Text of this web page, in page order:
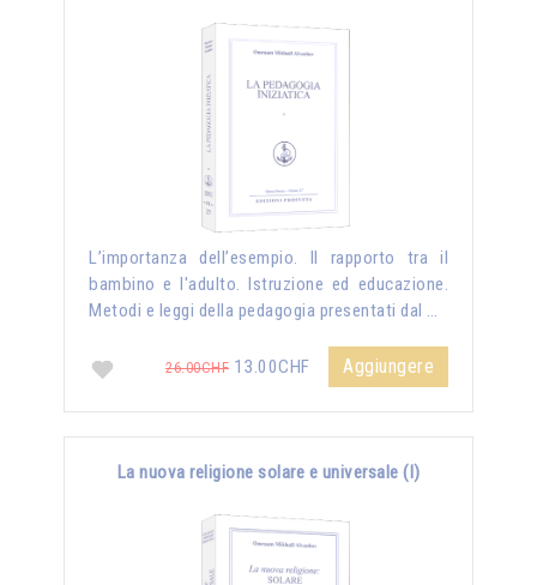
L’importanza dell’esempio. Il rapporto tra il
bambino e l'adulto. Istruzione ed educazione.
Metodi e leggi della pedagogia presentati dal …
26.00CHF 13.00CHF Aggiungere
La nuova religione solare e universale (I)